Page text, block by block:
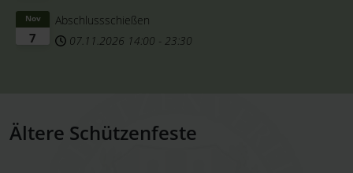
7
Nov
Abschlussschießen
07.11.2026 14:00 - 23:30
Ältere Schützenfeste